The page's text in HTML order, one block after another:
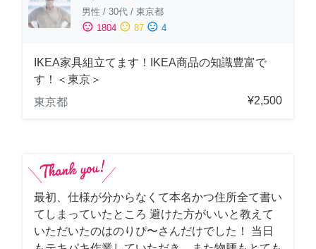
男性 / 30代 / 東京都
sentiment_satisfied 1804 sentiment_neutral 87 sentiment_dissatisfied 4
IKEA家具組立てます！IKEA商品の知識豊富で
す！＜東京＞
東京都
¥2,500
最初、仕様が分からなくて本名かつ住所全て書い
てしまっていたところ 避けた方がいいと教えて
いただいたのはのりぴ〜さんだけでした！ 当日